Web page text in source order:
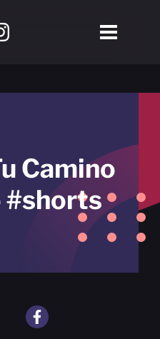
Camino
#shorts